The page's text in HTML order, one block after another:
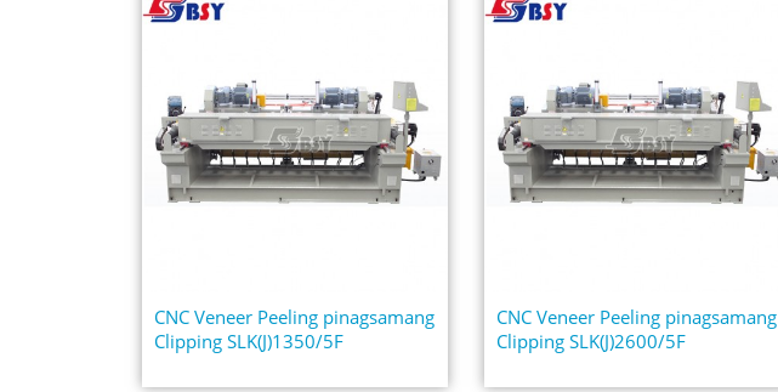
CNC Veneer Peeling pinagsamang
Clipping SLK(J)1350/5F
CNC Veneer Peeling pinagsamang
Clipping SLK(J)2600/5F